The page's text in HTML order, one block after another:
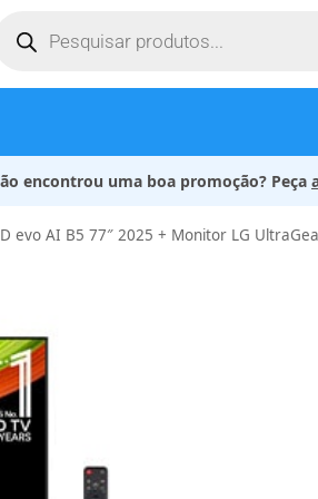
encontrou uma boa promoção? Peça
evo AI B5 77″ 2025 + Monitor LG